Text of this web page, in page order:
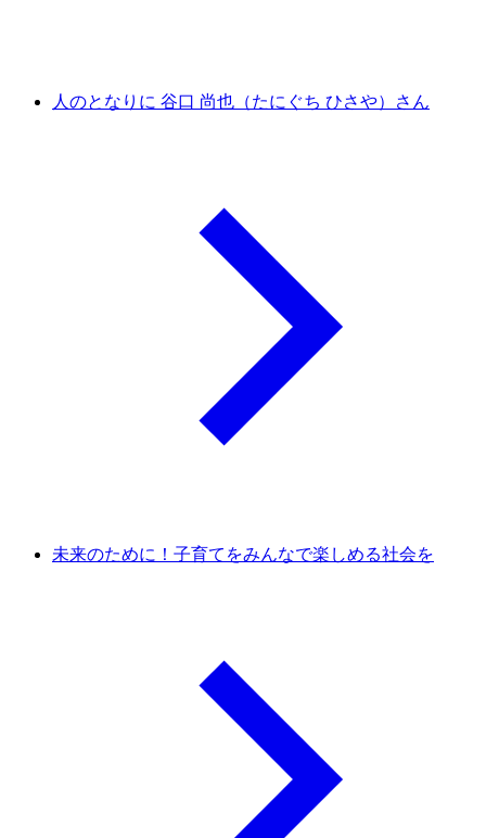
人のとなりに 谷口 尚也（たにぐち ひさや）さん
未来のために！子育てをみんなで楽しめる社会を